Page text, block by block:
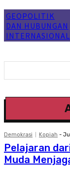
GEOPOLITIK
DAN HUBUNGAN
INTERNASIONAL
Demokrasi Kopiah -
Pelajaran
Muda